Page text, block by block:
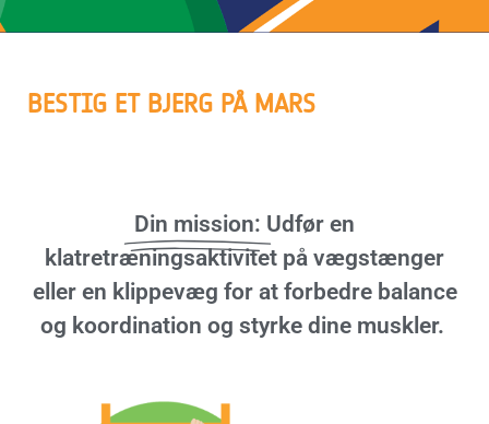
BESTIG ET BJERG PÅ MARS
Din mission: Udfør en
klatretræningsaktivitet på vægstænger
eller en klippevæg for at forbedre balance
og koordination og styrke dine muskler.